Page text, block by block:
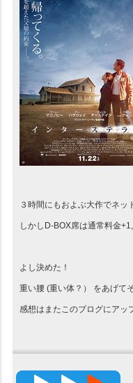
３時間にもおよぶ大作でネ
しかしD-BOX席は通常料金
よし決めた！
重い腰 (重い体？） をあげて
感想はまたこのブログにアッ
高精度